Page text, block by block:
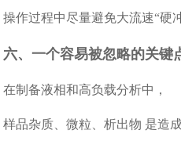
操作过程中尽量避免大流速“硬
六、一个容易被忽略的关键
在制备液相和高负载分析中，
样品杂质、微粒、析出物 是造